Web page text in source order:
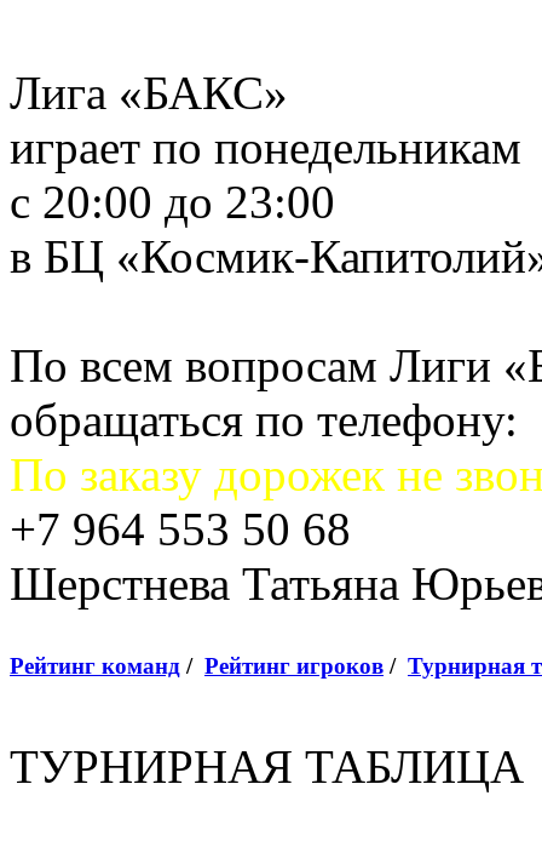
Лига «БАКС»
играет по понедельникам
с 20:00 до 23:00
в БЦ «Космик-
По всем вопросам Лиги
обращаться по телефону:
По заказу дорожек не
+7 964 553 50 68
Шерстнева Татьяна
Рейтинг команд / Рейтинг игроков / Турнирная
ТУРНИРНАЯ ТАБЛИЦА